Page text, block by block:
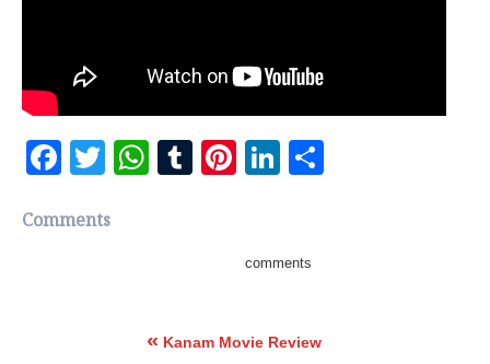
Facebook
TwitterWhatsApp
TumblrPinterest
LinkedIn
Comments
comments
« Kanam Movie Review